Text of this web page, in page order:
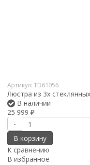
Артикул: TD61056
Люстра из 3х
В наличии
25 999 ₽
-
В корзину
К сравнению
В избранное